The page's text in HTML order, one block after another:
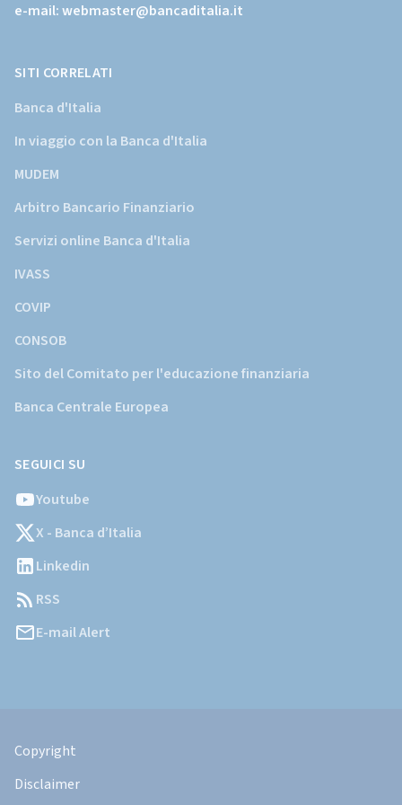
della
e-mail:webmaster@bancaditalia.it
SITI CORRELATI
Banca d'Italia
In viaggio con la Banca d'Italia
MUDEM
Arbitro Bancario Finanziario
Servizi online Banca d'Italia
IVASS
COVIP
CONSOB
Sito del Comitato per l'educazione finanziaria
Banca Centrale Europea
SEGUICI SU
Youtube
X - Banca d’Italia
Linkedin
RSS
E-mail Alert
Legali
Copyright
Disclaimer